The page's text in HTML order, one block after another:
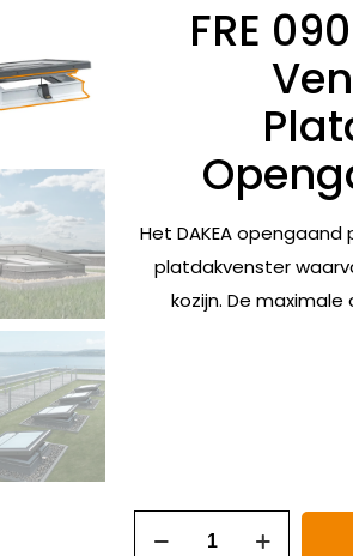
FRE
Het DAKEA opengaand
platdakvenster
kozijn. De